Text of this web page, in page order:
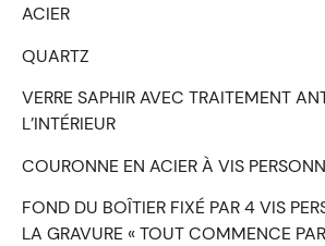
ACIER
QUARTZ
VERRE SAPHIR AVEC TRAITEMENT
L’INTÉRIEUR
COURONNE EN ACIER À VIS
FOND DU BOÎTIER FIXÉ PAR 4 VIS
LA GRAVURE « TOUT COMMENCE